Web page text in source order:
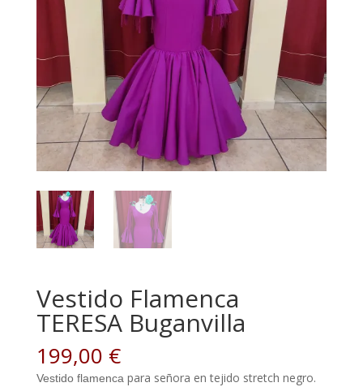
Vestido Flamenca
TERESA Buganvilla
199,00 €
Vestido flamencapara señora en tejido stretch negro.